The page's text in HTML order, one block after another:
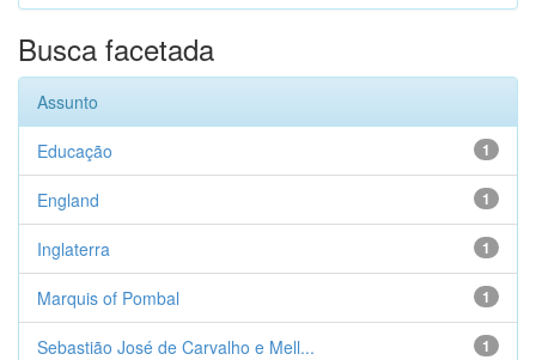
Busca facetada
Assunto
1
Educação
1
England
1
Inglaterra
1
Marquis of Pombal
1
Sebastião José de Carvalho e Mell...